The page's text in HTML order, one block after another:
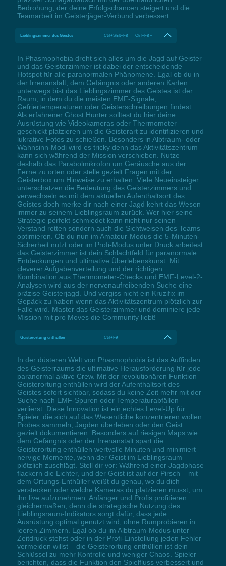
Bedrohung, der deine Erfolgschancen steigert und die
Teamarbeit im Geisterjäger-Verbund verbessert.
Lieblingszimmer des Geistes Ctrl+Shift+F8 - Ctrl+F8 +
In Phasmophobia dreht sich alles um die Jagd auf Geister
und das Geisterzimmer ist dabei der entscheidende
Hotspot für alle paranormalen Phänomene. Egal ob du in
der Irrenanstalt, dem Gefängnis oder anderen Karten
unterwegs bist das Lieblingszimmer des Geistes ist der
Raum, in dem du die meisten EMF-Signale,
Gefriertemperaturen oder Geisterschreibungen findest.
Als erfahrener Ghost Hunter solltest du hier deine
Ausrüstung wie Videokameras oder Thermometer
geschickt platzieren um die Geisterart zu identifizieren und
lukrative Fotos zu schießen. Besonders in Albtraum- oder
Wahnsinn-Modi wird es tricky denn das Aktivitätszentrum
kann sich während der Mission verschieben. Nutze
deshalb das Parabolmikrofon um Geräusche aus der
Ferne zu orten oder stelle gezielt Fragen mit der
Geisterbox um Hinweise zu erhalten. Viele Neueinsteiger
unterschätzen die Bedeutung des Geisterzimmers und
verwechseln es mit dem aktuellen Aufenthaltsort des
Geistes doch merke dir nach einer Jagd kehrt das Wesen
immer zu seinem Lieblingsraum zurück. Wer hier seine
Strategie perfekt schmiedet kann nicht nur seinen
Verstand retten sondern auch die Sichtweisen des Teams
optimieren. Ob du nun im Amateur-Modus die 5-Minuten-
Sicherheit nutzt oder im Profi-Modus unter Druck arbeitest
das Geisterzimmer ist dein Schlachtfeld für paranormale
Entdeckungen und ultimative Überlebenskunst. Mit
cleverer Aufgabenverteilung und der richtigen
Kombination aus Thermometer-Checks und EMF-Level-2-
Analysen wird aus der nervenaufreibenden Suche eine
präzise Geisterjagd. Und vergiss nicht ein Kruzifix im
Gepäck zu haben wenn das Aktivitätszentrum plötzlich zur
Falle wird. Master das Geisterzimmer und dominiere jede
Mission mit pro Moves die Community liebt!
Geisterortung enthüllen Ctrl+F9
In der düsteren Welt von Phasmophobia ist das Auffinden
des Geisterraums die ultimative Herausforderung für jede
paranormal aktive Crew. Mit der revolutionären Funktion
Geisterortung enthüllen wird der Aufenthaltsort des
Geistes sofort sichtbar, sodass du keine Zeit mehr mit der
Suche nach EMF-Spuren oder Temperaturabfällen
verlierst. Diese Innovation ist ein echtes Level-Up für
Spieler, die sich auf das Wesentliche konzentrieren wollen:
Probes sammeln, Jagden überleben oder den Geist
gezielt dokumentieren. Besonders auf riesigen Maps wie
dem Gefängnis oder der Irrenanstalt spart die
Geisterortung enthüllen wertvolle Minuten und minimiert
nervige Momente, wenn der Geist im Lieblingsraum
plötzlich zuschlägt. Stell dir vor: Während einer Jagdphase
flackern die Lichter, und der Geist ist auf der Pirsch – mit
dem Ortungs-Enthüller weißt du genau, wo du dich
verstecken oder welche Kameras du platzieren musst, um
ihn live aufzunehmen. Anfänger und Profis profitieren
gleichermaßen, denn die strategische Nutzung des
Lieblingsraum-Indikators sorgt dafür, dass jede
Ausrüstung optimal genutzt wird, ohne Rumprobieren in
leeren Zimmern. Egal ob du im Albtraum-Modus unter
Zeitdruck stehst oder in der Profi-Einstellung jeden Fehler
vermeiden willst – die Geisterortung enthüllen ist dein
Schlüssel zu mehr Kontrolle und weniger Chaos. Spieler
berichten, dass die Funktion den Spielfluss verbessert und